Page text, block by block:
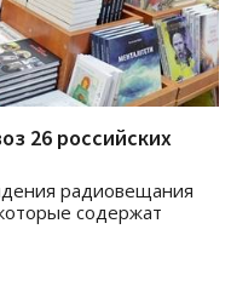
26 российских
радиовещания
содержат